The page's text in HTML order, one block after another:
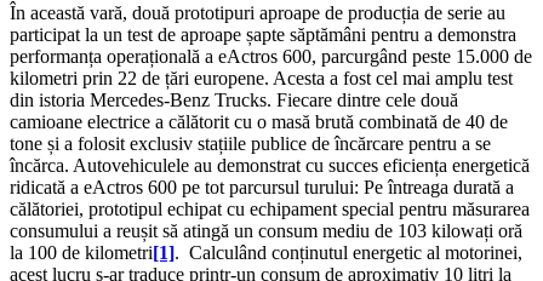
În această vară, două prototipuri aproape de producția de serie au
participat la un test de aproape șapte săptămâni pentru a demonstra
performanța operațională a eActros 600, parcurgând peste 15.000 de
kilometri prin 22 de țări europene. Acesta a fost cel mai amplu test
din istoria Mercedes-Benz Trucks. Fiecare dintre cele două
camioane electrice a călătorit cu o masă brută combinată de 40 de
tone și a folosit exclusiv stațiile publice de încărcare pentru a se
încărca. Autovehiculele au demonstrat cu succes eficiența energetică
ridicată a eActros 600 pe tot parcursul turului: Pe întreaga durată a
călătoriei, prototipul echipat cu echipament special pentru măsurarea
consumului a reușit să atingă un consum mediu de 103 kilowați oră
la 100 de kilometri[1]. Calculând conținutul energetic al motorinei,
acest lucru s-ar traduce printr-un consum de aproximativ 10 litri la